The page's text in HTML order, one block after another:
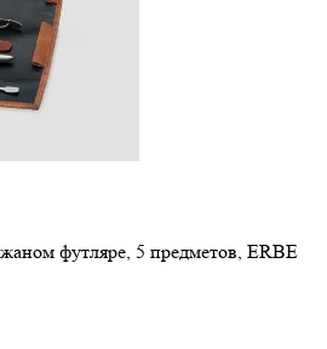
футляре, 5 предметов, ERBE